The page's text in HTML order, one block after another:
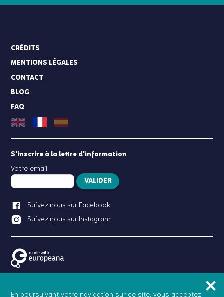
CRÉDITS
MENTIONS LÉGALES
CONTACT
BLOG
FAQ
S'inscrire à la lettre d'information
Votre email
VALIDER
Suivez nous sur Facebook
Suivez nous sur Instagram
produit proposé par
En poursuivant votre navigation sur ce site, vous acceptez